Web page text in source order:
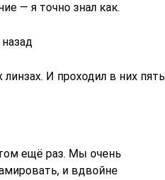
— я точно знал как.
И проходил в них пять
ещё раз. Мы очень
и вдвойне